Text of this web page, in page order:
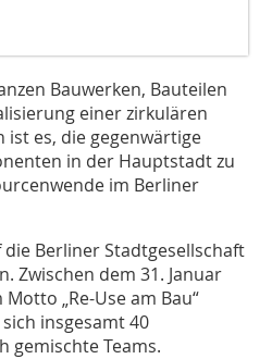
Bauwerken, Bauteilen
einer zirkulären
ist es, die gegenwärtige
in der Hauptstadt zu
im Berliner
Berliner Stadtgesellschaft
Zwischen dem 31. Januar
„Re-Use am Bau“
insgesamt 40
gemischte Teams.